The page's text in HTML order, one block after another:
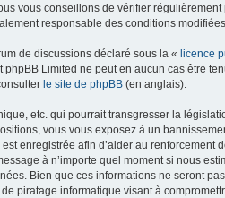
vous conseillons de vérifier régulièrement
responsable des conditions
de discussions déclaré sous la « licence
Limited ne peut en aucun cas être
le site de phpBB (en anglais).
etc. qui pourrait transgresser la
vous vous exposez à un
enregistrée afin d’aider au renforcement
à n’importe quel moment si nous
Bien que ces informations ne seront
piratage informatique visant à